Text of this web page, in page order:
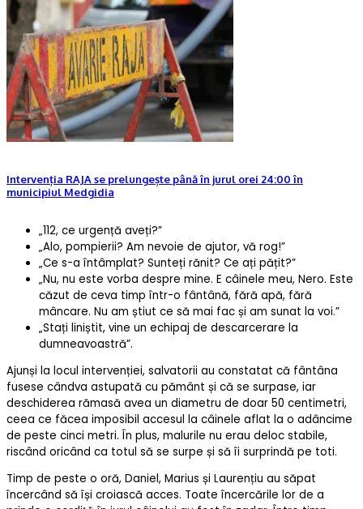
Intervenția RAJA se prelungește până în jurul orei 24:00 în
municipiul Medgidia
„112, ce urgență aveți?”
„Alo, pompierii? Am nevoie de ajutor, vă rog!”
„Ce s-a întâmplat? Sunteți rănit? Ce ați pățit?”
„Nu, nu este vorba despre mine. E câinele meu, Nero. Este
căzut de ceva timp într-o fântână, fără apă, fără
mâncare. Nu am știut ce să mai fac și am sunat la voi.”
„Stați liniștit, vine un echipaj de descarcerare la
dumneavoastră”.
Ajunși la locul intervenției, salvatorii au constatat că fântâna
fusese cândva astupată cu pământ și că se surpase, iar
deschiderea rămasă avea un diametru de doar 50 centimetri,
ceea ce făcea imposibil accesul la câinele aflat la o adâncime
de peste cinci metri. În plus, malurile nu erau deloc stabile,
riscând oricând ca totul să se surpe și să îi surprindă pe toti.
Timp de peste o oră, Daniel, Marius și Laurențiu au săpat
încercând să își croiască acces. Toate încercările lor de a